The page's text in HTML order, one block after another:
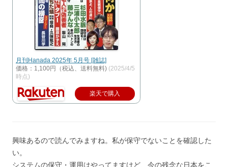
月刊Hanada 2025年 5月号 [雑誌]
価格：1,100円（税込、送料無料) (2025/4/5
時点)
楽天で購入
興味あるので読んでみますね。私が保守でないことを確認した
い。
システムの保守・運用はやってますけど、今の残念な日本をこ